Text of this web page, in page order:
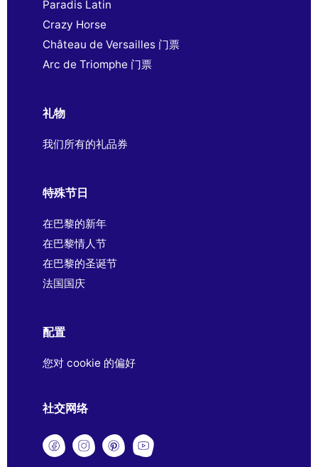
Paradis Latin
Crazy Horse
Château de Versailles 门票
Arc de Triomphe 门票
礼物
我们所有的礼品券
特殊节日
在巴黎的新年
在巴黎情人节
在巴黎的圣诞节
法国国庆
配置
您对 cookie 的偏好
社交网络